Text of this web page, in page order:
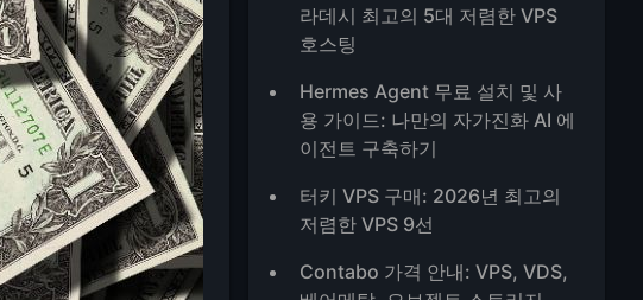
라데시 최고의 5대 저렴한 VPS
호스팅
Hermes Agent 무료 설치 및 사
용 가이드: 나만의 자가진화 AI 에
이전트 구축하기
터키 VPS 구매: 2026년 최고의
저렴한 VPS 9선
Contabo 가격 안내: VPS, VDS,